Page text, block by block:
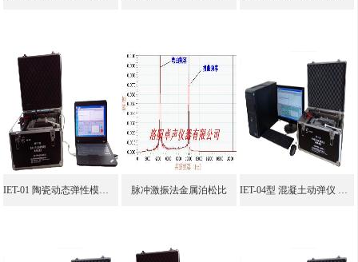
IET-01 陶瓷动态弹性模量测试仪 脉冲激振法 脉冲激振法金属泊松比 IET-04型 混凝土动弹仪 脉冲激振法 共振法 无损检测